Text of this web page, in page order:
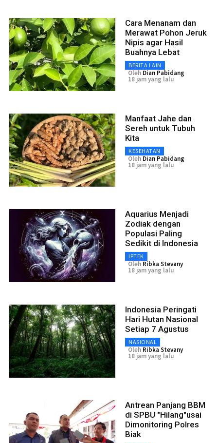
Cara Menanam dan
Merawat Pohon Jeruk
Nipis agar Hasil
Buahnya Lebat
BERITA LAIN
Oleh Dian Pabidang
18 jam yang lalu
Manfaat Jahe dan
Sereh untuk Tubuh
Kita
KESEHATAN
Oleh Dian Pabidang
18 jam yang lalu
Aquarius Menjadi
Zodiak dengan
Populasi Paling
Sedikit di Indonesia
IPTEK
Oleh Ribka Stevany
18 jam yang lalu
Indonesia Peringati
Hari Hutan Nasional
Setiap 7 Agustus
NASIONAL
Oleh Ribka Stevany
18 jam yang lalu
Antrean Panjang BBM
di SPBU "Hilang"usai
Dimonitoring Polres
Biak